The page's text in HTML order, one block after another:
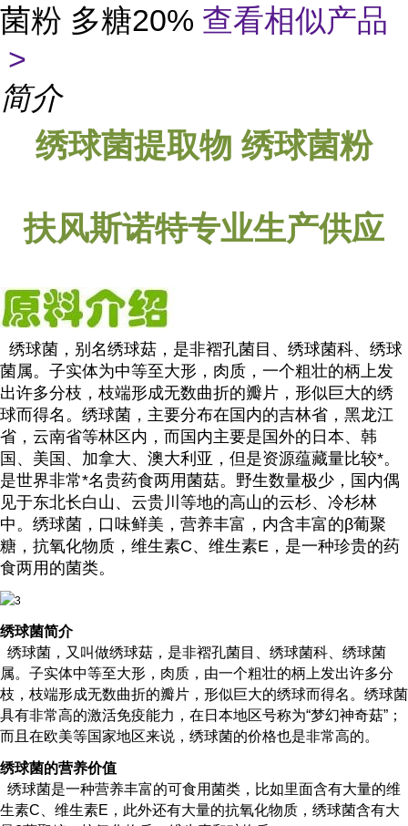
菌粉 多糖20% 查看相似产品
>
简介
绣球菌提取物 绣球菌粉
扶风斯诺特专业生产供应
绣球菌，别名绣球菇，是非褶孔菌目、绣球菌科、绣球
菌属。子实体为中等至大形，肉质，一个粗壮的柄上发
出许多分枝，枝端形成无数曲折的瓣片，形似巨大的绣
球而得名。绣球菌，主要分布在国内的吉林省，黑龙江
省，云南省等林区内，而国内主要是国外的日本、韩
国、美国、加拿大、澳大利亚，但是资源蕴藏量比较*。
是世界非常*名贵药食两用菌菇。野生数量极少，国内偶
见于东北长白山、云贵川等地的高山的云杉、冷杉林
中。绣球菌，口味鲜美，营养丰富，内含丰富的β葡聚
糖，抗氧化物质，维生素C、维生素E，是一种珍贵的药
食两用的菌类。
绣球菌简介
绣球菌，又叫做绣球菇，是非褶孔菌目、绣球菌科、绣球菌
属。子实体中等至大形，肉质，由一个粗壮的柄上发出许多分
枝，枝端形成无数曲折的瓣片，形似巨大的绣球而得名。绣球菌
具有非常高的激活免疫能力，在日本地区号称为“梦幻神奇菇”；
而且在欧美等国家地区来说，绣球菌的价格也是非常高的。
绣球菌的营养价值
绣球菌是一种营养丰富的可食用菌类，比如里面含有大量的维
生素C、维生素E，此外还有大量的抗氧化物质，绣球菌含有大